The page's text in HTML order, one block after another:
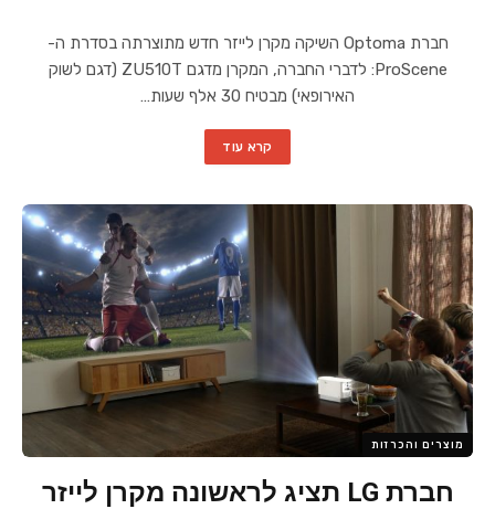
חברת Optoma השיקה מקרן לייזר חדש מתוצרתה בסדרת ה-
ProScene: לדברי החברה, המקרן מדגם ZU510T (דגם לשוק
האירופאי) מבטיח 30 אלף שעות…
קרא עוד
מוצרים והכרזות
חברת LG תציג לראשונה מקרן לייזר